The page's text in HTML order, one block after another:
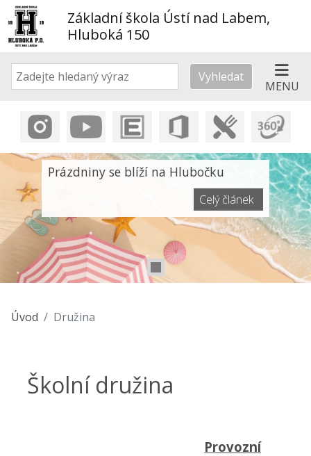
Základní škola Ústí nad Labem,
Hluboká 150
MENU
Vyhledat
Prázdniny se blíží na Hlubočku
Celý článek
Úvod Družina
Školní družina
Provozní